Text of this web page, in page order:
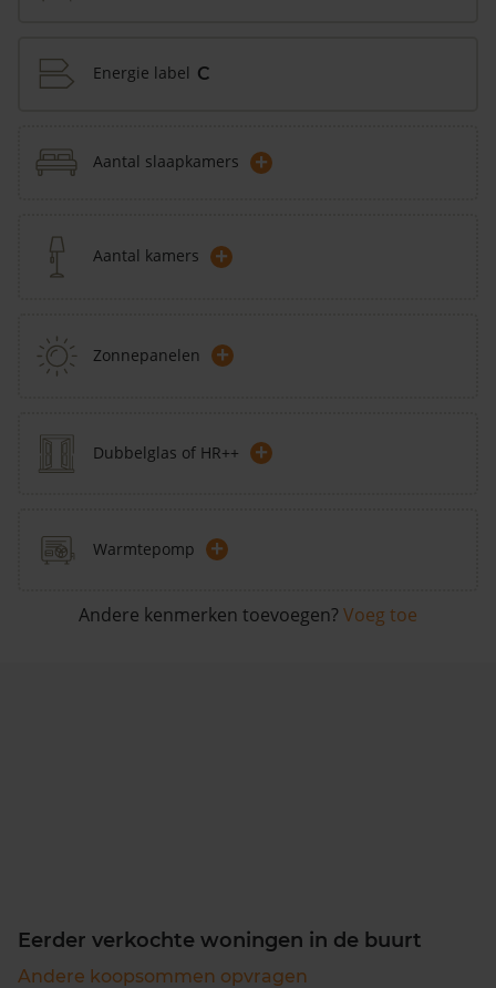
Energie label C
Aantal slaapkamers +
Aantal kamers +
Zonnepanelen +
Dubbelglas of HR++ +
Warmtepomp +
Andere kenmerken toevoegen? Voeg toe
Eerder verkochte woningen in de buurt
Andere koopsommen opvragen